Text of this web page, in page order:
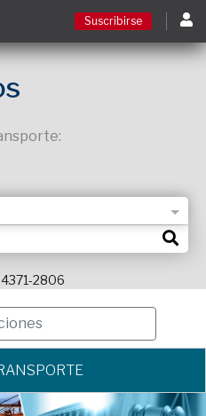
Ingresar
Suscribirse
4371-2806